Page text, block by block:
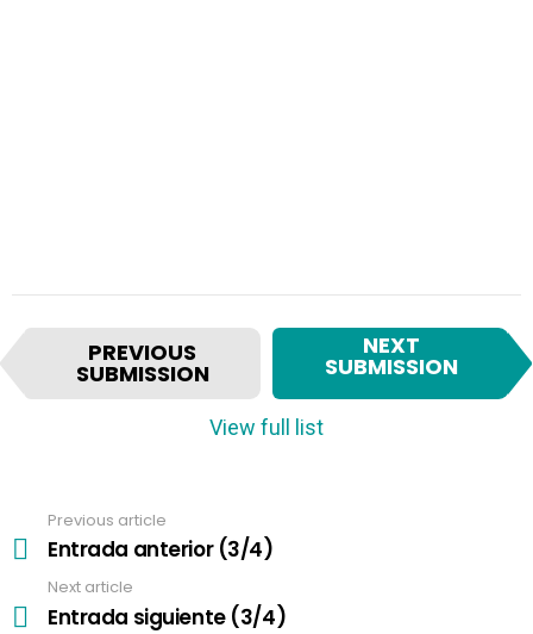
I
e
i
g
t
PREVIOUS
SUBMISSION
NEXT
SUBMISSION
View full list
more
Previous article
Entrada anterior (3/4)
Next article
Entrada siguiente (3/4)